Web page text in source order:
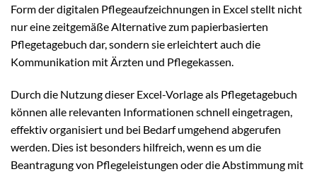
Form der digitalen Pflegeaufzeichnungen in Excel stellt nicht
nur eine zeitgemäße Alternative zum papierbasierten
Pflegetagebuch dar, sondern sie erleichtert auch die
Kommunikation mit Ärzten und Pflegekassen.
Durch die Nutzung dieser Excel-Vorlage als Pflegetagebuch
können alle relevanten Informationen schnell eingetragen,
effektiv organisiert und bei Bedarf umgehend abgerufen
werden. Dies ist besonders hilfreich, wenn es um die
Beantragung von Pflegeleistungen oder die Abstimmung mit